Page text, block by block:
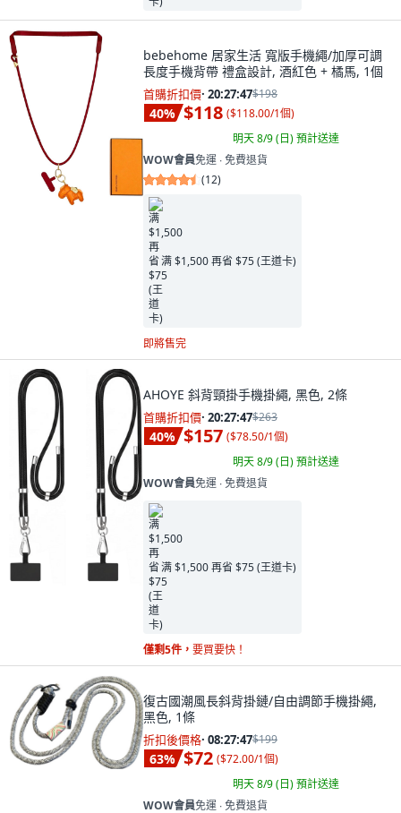
bebehome 居家生活 寬版手機繩/加厚可調
長度手機背帶 禮盒設計, 酒紅色 + 橘馬, 1個
首購折扣價· 20:27:46$198
40% $118 ($118.00/1個)
明天 8/9 (日)預計送達
WOW會員免運 ∙ 免費退貨
(12)
满 $1,500 再省 $75 (王道卡)
即將售完
AHOYE 斜背頸掛手機掛繩, 黑色, 2條
首購折扣價· 20:27:46$263
40% $157 ($78.50/1個)
明天 8/9 (日)預計送達
WOW會員免運 ∙ 免費退貨
满 $1,500 再省 $75 (王道卡)
僅剩5件， 要買要快！
復古國潮風長斜背掛鏈/自由調節手機掛繩,
黑色, 1條
折扣後價格· 08:27:46$199
63% $72 ($72.00/1個)
明天 8/9 (日)預計送達
WOW會員免運 ∙ 免費退貨